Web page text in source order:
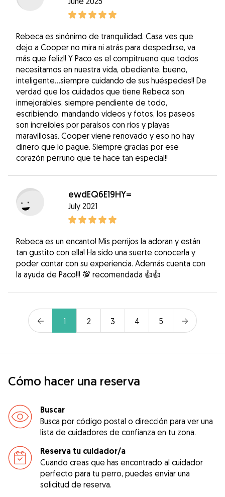
Rebeca es sinónimo de tranquilidad. Casa ves que
dejo a Cooper no mira ni atrás para despedirse, va
más que feliz!! Y Paco es el compitrueno que todos
necesitamos en nuestra vida, obediente, bueno,
inteligente...siempre cuidando de sus huéspedes!! De
verdad que los cuidados que tiene Rebeca son
inmejorables, siempre pendiente de todo,
escribiendo, mandando vídeos y fotos, los paseos
son increíbles por paraísos con ríos y playas
maravillosas. Cooper viene renovado y eso no hay
dinero que lo pague. Siempre gracias por ese
corazón perruno que te hace tan especial!!
ewdEQ6E19HY=
July 2021
Rebeca es un encanto! Mis perrijos la adoran y están
tan gustito con ella! Ha sido una suerte conocerla y
poder contar con su experiencia. Además cuenta con
la ayuda de Paco!!! 💯 recomendada 👍👍
1 2 3 4 5
Cómo hacer una reserva
Buscar
Busca por código postal o dirección para ver una
lista de cuidadores de confianza en tu zona.
Reserva tu cuidador/a
Cuando creas que has encontrado al cuidador
perfecto para tu perro, puedes enviar una
solicitud de reserva.